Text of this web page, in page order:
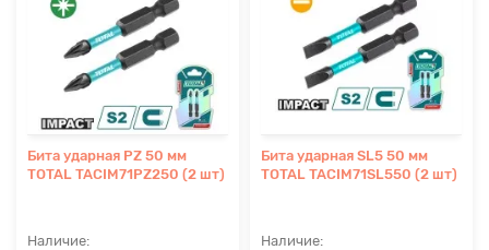
Бита ударная PZ 50 мм
TOTAL TACIM71PZ250 (2 шт)
Бита ударная SL5 50 мм
TOTAL TACIM71SL550 (2 шт)